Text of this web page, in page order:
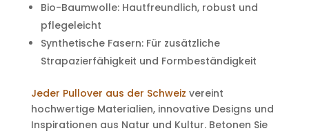
Bio-Baumwolle: Hautfreundlich, robust und
pflegeleicht
Synthetische Fasern: Für zusätzliche
Strapazierfähigkeit und Formbeständigkeit
Jeder Pullover aus der Schweiz vereint
hochwertige Materialien, innovative Designs und
Inspirationen aus Natur und Kultur. Betonen Sie